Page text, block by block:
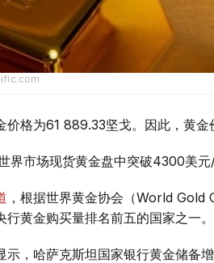
价格为61 889.33坚戈。因此，黄
界市场现货黄金盘中突破4300美
，根据世界黄金协会（World
行黄金购买量排名前五的国家之一。
示，哈萨克斯坦国家银行黄金储备